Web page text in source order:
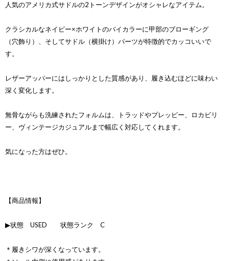
人気のアメリカ式サドルの2トーンデザインがオシャレなアイテム。
クラシカルなネイビー×ホワイトのバイカラーに甲部のブローギング
（穴飾り）、そしてサドル（横掛け）パーツが特徴的でカッコいいで
す。
レザーアッパーにはしっかりとした質感があり、履き込むほどに味わい
深く変化します。
無骨ながらも洗練されたフォルムは、トラッドやプレッピー、ロカビリ
ー、ヴィンテージカジュアルまで幅広く対応してくれます。
気になった方はぜひ。
【商品情報】
▶状態 USED 状態ランク C
＊履きシワが深くなっています。